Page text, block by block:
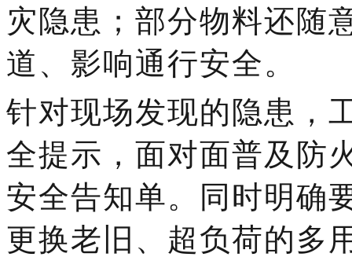
灾隐患 ； 部分物料还随
道、影响通行安全。
针对现场发现的 隐患，
全提示，面对面普及防
安全告知单。
同时明确
更换老旧、超负荷的多